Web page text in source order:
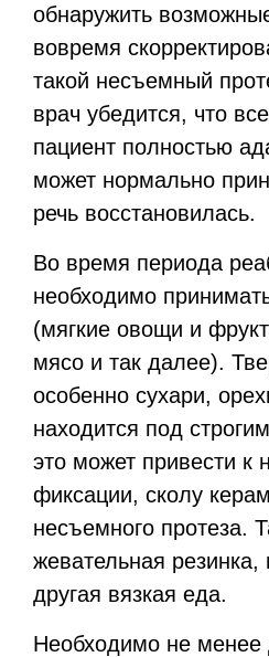
обнаружить
вовремя
такой несъемный
врач убедится, что
пациент полностью
может нормально
речь восстановилась.
Во время периода
необходимо
(мягкие овощи и
мясо и так далее).
особенно сухари,
находится под
это может привести к
фиксации, сколу
несъемного протеза.
жевательная резинка,
другая вязкая еда.
Необходимо не менее